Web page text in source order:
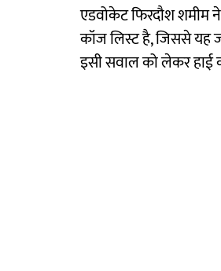
एडवोकेट फिरदौश शमीम
कॉज लिस्ट है, जिससे यह
इसी सवाल को लेकर हाई